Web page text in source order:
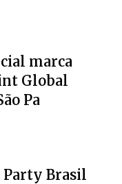
marca
Global
Pa
Party Brasil